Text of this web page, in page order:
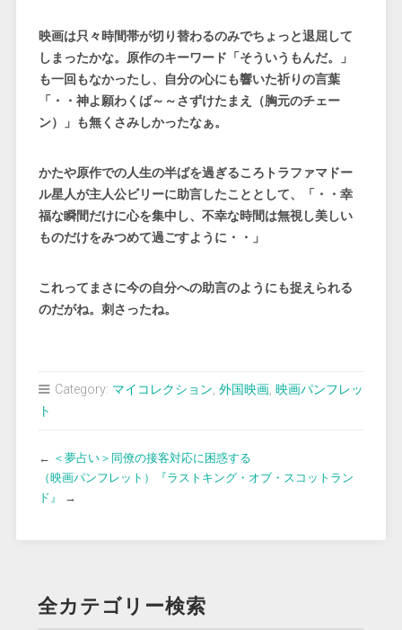
映画は只々時間帯が切り替わるのみでちょっと退屈して
しまったかな。原作のキーワード「そういうもんだ。」
も一回もなかったし、自分の心にも響いた祈りの言葉
「・・神よ願わくば～～さずけたまえ（胸元のチェー
ン）」も無くさみしかったなぁ。
かたや原作での人生の半ばを過ぎるころトラファマドー
ル星人が主人公ビリーに助言したこととして、「・・幸
福な瞬間だけに心を集中し、不幸な時間は無視し美しい
ものだけをみつめて過ごすように・・」
これってまさに今の自分への助言のようにも捉えられる
のだがね。刺さったね。
Category: マイコレクション, 外国映画, 映画パンフレッ
ト
← ＜夢占い＞同僚の接客対応に困惑する
（映画パンフレット）『ラストキング・オブ・スコットラン
ド』
→
全カテゴリー検索